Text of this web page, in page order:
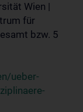
Wien |
für
bzw. 5
ueber-